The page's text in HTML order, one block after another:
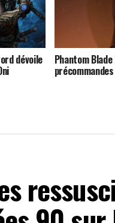
dévoile Phantom